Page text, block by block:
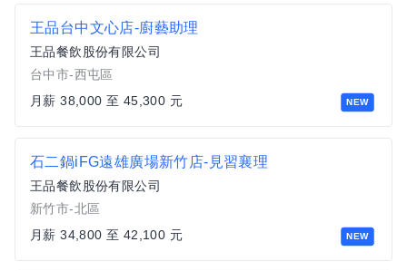
NEW
王品台中文心店-廚藝助理
王品餐飲股份有限公司
台中市-西屯區
月薪 38,000 至 45,300 元
NEW
石二鍋iFG遠雄廣場新竹店-見習襄理
王品餐飲股份有限公司
新竹市-北區
月薪 34,800 至 42,100 元